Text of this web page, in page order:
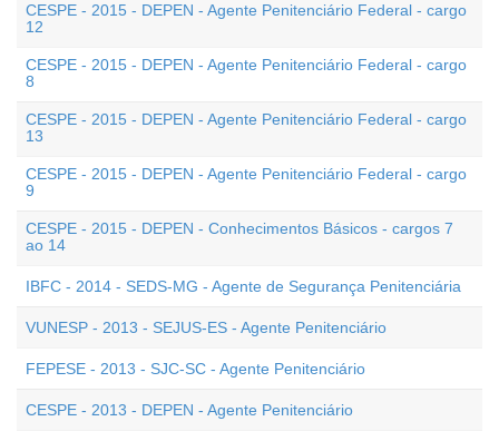
CESPE - 2015 - DEPEN - Agente Penitenciário Federal - cargo
12
CESPE - 2015 - DEPEN - Agente Penitenciário Federal - cargo
8
CESPE - 2015 - DEPEN - Agente Penitenciário Federal - cargo
13
CESPE - 2015 - DEPEN - Agente Penitenciário Federal - cargo
9
CESPE - 2015 - DEPEN - Conhecimentos Básicos - cargos 7
ao 14
IBFC - 2014 - SEDS-MG - Agente de Segurança Penitenciária
VUNESP - 2013 - SEJUS-ES - Agente Penitenciário
FEPESE - 2013 - SJC-SC - Agente Penitenciário
CESPE - 2013 - DEPEN - Agente Penitenciário